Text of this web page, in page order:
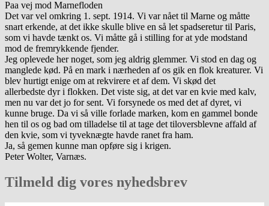
Paa vej mod Marnefloden
Det var vel omkring 1. sept. 1914. Vi var nået til Marne og måtte
snart erkende, at det ikke skulle blive en så let spadseretur til Paris,
som vi havde tænkt os. Vi måtte gå i stilling for at yde modstand
mod de fremrykkende fjender.
Jeg oplevede her noget, som jeg aldrig glemmer. Vi stod en dag og
manglede kød. På en mark i nærheden af os gik en flok kreaturer. Vi
blev hurtigt enige om at rekvirere et af dem. Vi skød det
allerbedste dyr i flokken. Det viste sig, at det var en kvie med kalv,
men nu var det jo for sent. Vi forsynede os med det af dyret, vi
kunne bruge. Da vi så ville forlade marken, kom en gammel bonde
hen til os og bad om tilladelse til at tage det tiloversblevne affald af
den kvie, som vi tyveknægte havde ranet fra ham.
Ja, så gemen kunne man opføre sig i krigen.
Peter Wolter, Varnæs.
Tilmeld dig vores nyhedsbrev